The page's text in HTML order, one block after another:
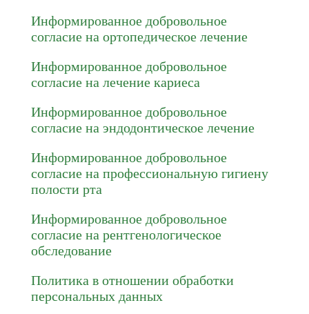
Информированное добровольное
согласие на ортопедическое лечение
Информированное добровольное
согласие на лечение кариеса
Информированное добровольное
согласие на эндодонтическое лечение
Информированное добровольное
согласие на профессиональную гигиену
полости рта
Информированное добровольное
согласие на рентгенологическое
обследование
Политика в отношении обработки
персональных данных